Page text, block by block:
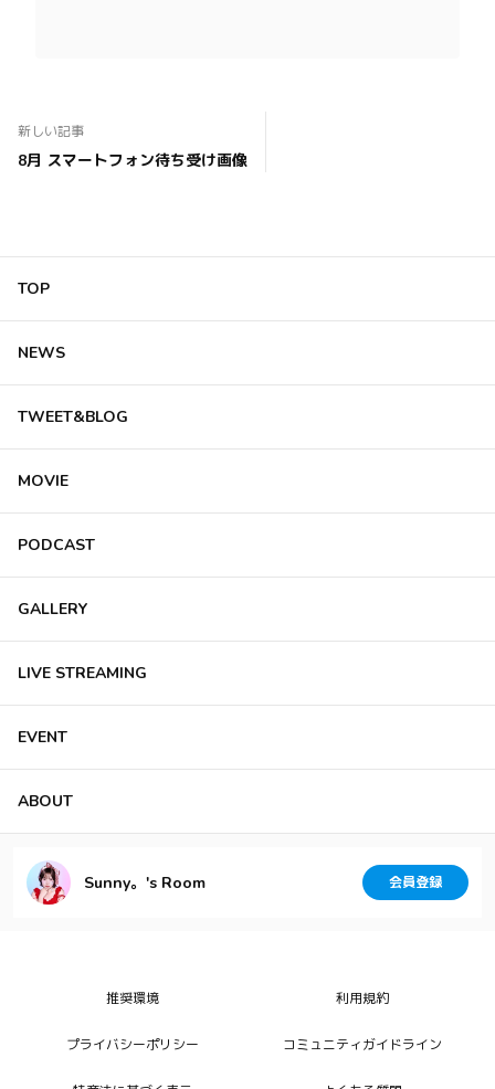
新しい記事
8月 スマートフォン待ち受け画像
TOP
NEWS
TWEET&BLOG
MOVIE
PODCAST
GALLERY
LIVE STREAMING
EVENT
ABOUT
Sunny。's Room 会員登録
推奨環境 利用規約
プライバシーポリシー コミュニティガイドライン